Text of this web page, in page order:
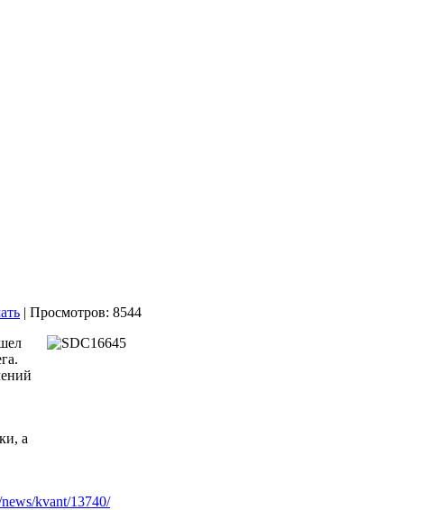
| Просмотров: 8544
а
kvant/13740/